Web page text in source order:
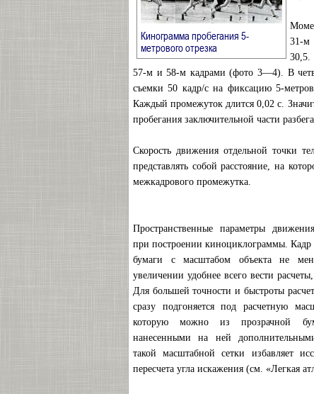
Кинограмма пробегания 5-
метрового отрезка
31-м
30,5.
57-м и 58-м кадрами (фото 3—4). В
съемки 50 кадр/с на фиксацию 5-
Каждый промежуток длится 0,02 с.
пробегания заключительной части
Скорость движения отдельной точки
представлять собой расстояние, на
межкадрового промежутка.
Пространственные параметры
при построении киноциклограммы. Кадр
бумаги с масштабом объекта не
увеличении удобнее всего вести
Для большей точности и быстроты
сразу подгоняется под расчетную
которую можно из прозрачной
нанесенными на ней
такой масштабной сетки избавляет
пересчета угла искажения (см. «Легкая